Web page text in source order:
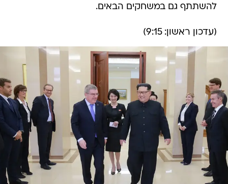
להשתתף גם במשחקים הבאים.
(עדכון ראשון: 9:15)